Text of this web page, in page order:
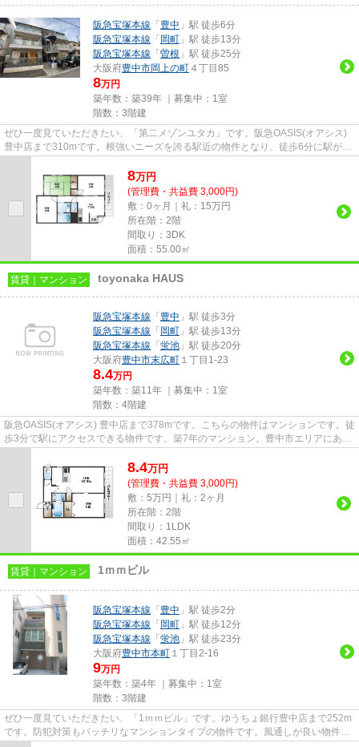
阪急宝塚本線 「 豊中 」駅 徒歩6分
阪急宝塚本線 「 岡町 」駅 徒歩13分
阪急宝塚本線 「 曽根 」駅 徒歩25分
大阪府豊中市岡上の町 ４丁目85
8万円
築年数：築39年 ｜募集中： 1室
階数：3階建
ぜひ一度見ていただきたい、「第二メゾンユタカ」です。阪急OASIS(オアシス)
豊中店まで310mです。根強いニーズを誇る駅近の物件となり、徒歩6分に駅があ
8万円
(管理費・共益費 3,000円)
敷：0ヶ月｜礼：15万円
所在階：2階
間取り：3DK
面積：55.00㎡
賃貸｜マンション toyonaka HAUS
阪急宝塚本線 「 豊中 」駅 徒歩3分
阪急宝塚本線 「 岡町 」駅 徒歩13分
阪急宝塚本線 「 蛍池 」駅 徒歩20分
大阪府豊中市末広町 １丁目1-23
8.4万円
築年数：築11年 ｜募集中： 1室
階数：4階建
阪急OASIS(オアシス) 豊中店まで378mです。こちらの物件はマンションです。徒
歩3分で駅にアクセスできる物件です。築7年のマンション。豊中市エリアにある
8.4万円
(管理費・共益費 3,000円)
敷：5万円｜礼：2ヶ月
所在階：2階
間取り：1LDK
面積：42.55㎡
賃貸｜マンション 1ｍｍビル
阪急宝塚本線 「 豊中 」駅 徒歩2分
阪急宝塚本線 「 岡町 」駅 徒歩12分
阪急宝塚本線 「 蛍池 」駅 徒歩23分
大阪府豊中市本町 １丁目2-16
9万円
築年数：築4年 ｜募集中： 1室
階数：3階建
ぜひ一度見ていただきたい、「1ｍｍビル」です。ゆうちょ銀行豊中店まで252m
です。防犯対策もバッチリなマンションタイプの物件です。風通しが良い物件で